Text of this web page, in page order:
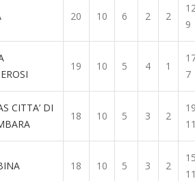
20 10 6 2 2
9
19 10 5 4 1
7
CITTA’ DI
18 10 5 3 2
18 10 5 3 2